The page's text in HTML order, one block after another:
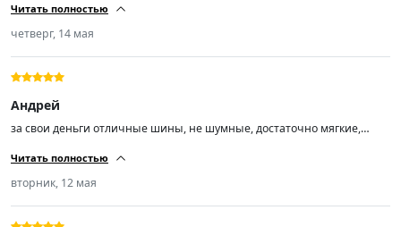
пришли Trazano ZuperEco Z-107 Шины летние 205/55 R16 91V.
Читать полностью
четверг, 14 мая
Андрей
за свои деньги отличные шины, не шумные, достаточно мягкие,
Читать полностью
вторник, 12 мая